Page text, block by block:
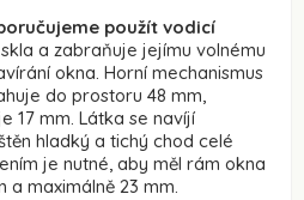
použít vodicí
a zabraňuje jejímu volnému
okna. Horní mechanismus
do prostoru 48 mm,
17 mm. Látka se navíjí
hladký a tichý chod celé
je nutné, aby měl rám okna
a maximálně 23 mm.